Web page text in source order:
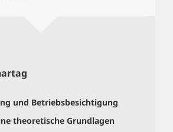
und Betriebsbesichtigung
theoretische Grundlagen